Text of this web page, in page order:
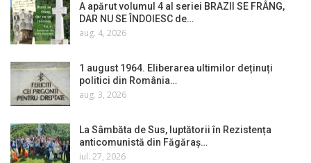
A apărut volumul 4 al seriei BRAZII SE FRÂNG,
DAR NU SE ÎNDOIESC de…
aug. 4, 2026
1 august 1964. Eliberarea ultimilor deținuți
politici din România…
aug. 3, 2026
La Sâmbăta de Sus, luptătorii în Rezistența
anticomunistă din Făgăraș…
iul. 27, 2026